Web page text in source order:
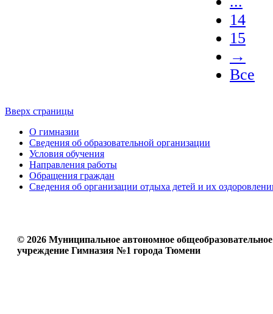
14
15
→
Все
Вверх страницы
О гимназии
Сведения об образовательной организации
Условия обучения
Направления работы
Обращения граждан
Сведения об организации отдыха детей и их
© 2026 Муниципальное автономное общеобразовательное
учреждение Гимназия №1 города Тюмени